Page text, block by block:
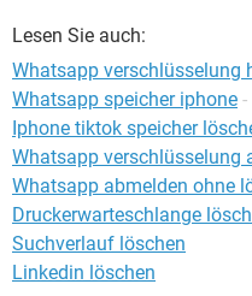
Lesen Sie auch:
Whatsapp verschlüsselung
Whatsapp speicher iphone
Iphone tiktok speicher
Whatsapp verschlüsselung
Whatsapp abmelden ohne
Druckerwarteschlange
Suchverlauf löschen
Linkedin löschen